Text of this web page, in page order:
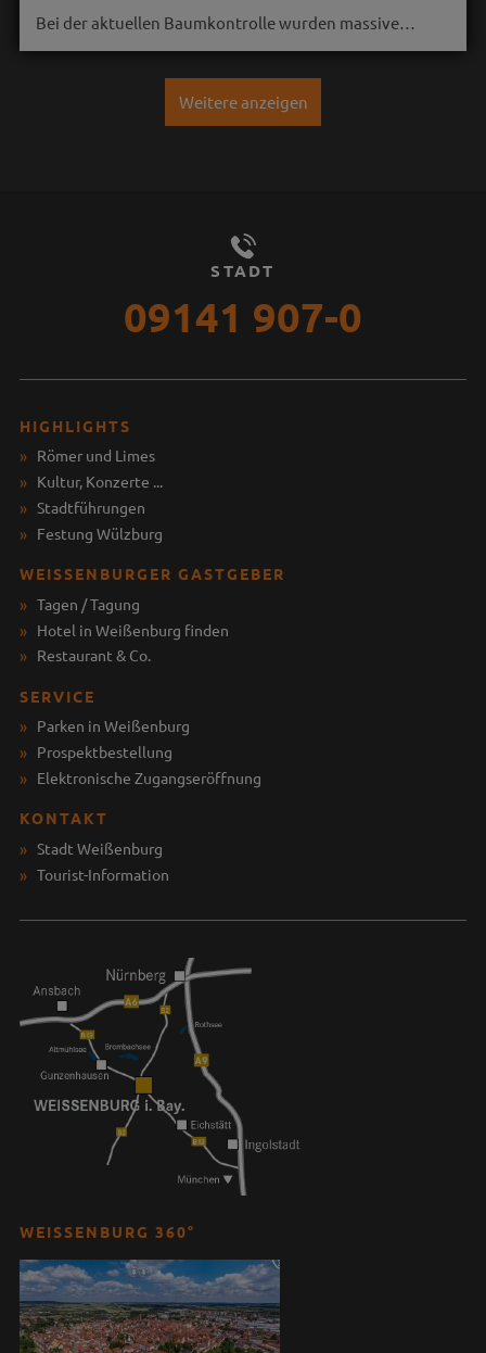
Bei der aktuellen Baumkontrolle wurden massive…
Weitere anzeigen
STADT
09141 907-0
HIGHLIGHTS
Römer und Limes
Kultur, Konzerte ...
Stadtführungen
Festung Wülzburg
WEISSENBURGER GASTGEBER
Tagen / Tagung
Hotel in Weißenburg finden
Restaurant & Co.
SERVICE
Parken in Weißenburg
Prospektbestellung
Elektronische Zugangseröffnung
KONTAKT
Stadt Weißenburg
Tourist-Information
WEISSENBURG 360°